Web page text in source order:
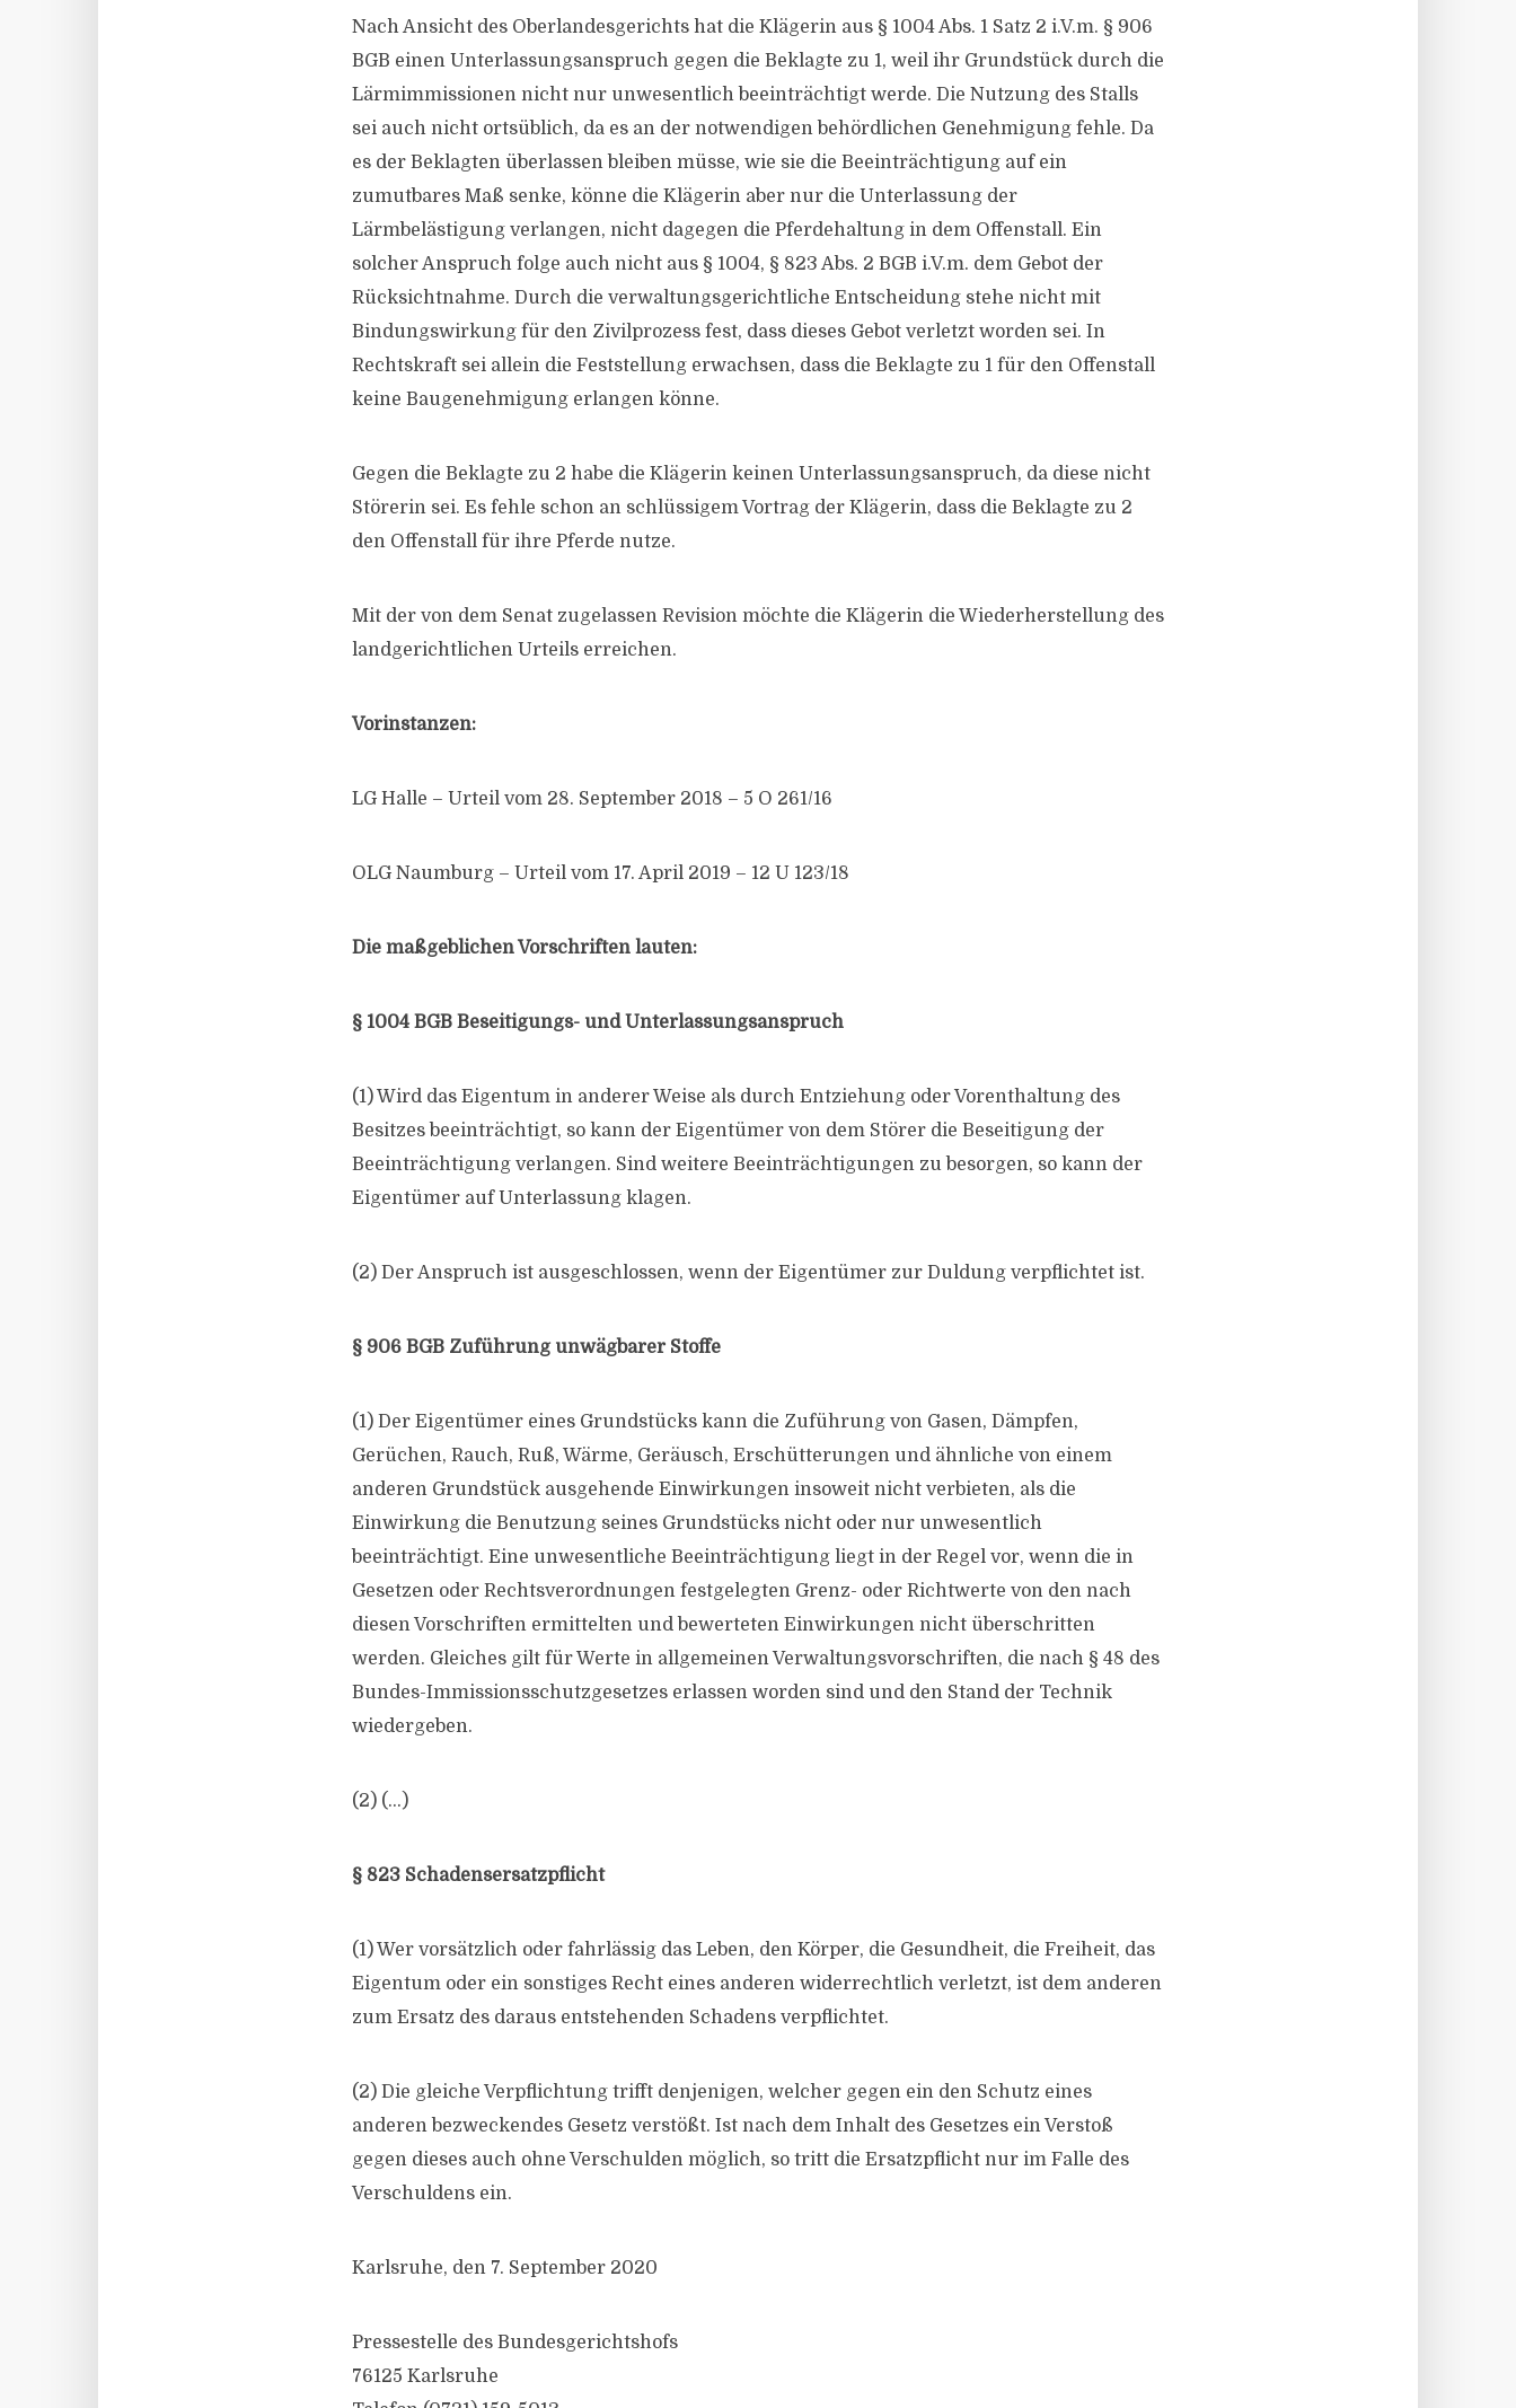
Nach Ansicht des Oberlandesgerichts hat die Klägerin aus § 1004 Abs. 1 Satz 2 i.V.m. § 906
BGB einen Unterlassungsanspruch gegen die Beklagte zu 1, weil ihr Grundstück durch die
Lärmimmissionen nicht nur unwesentlich beeinträchtigt werde. Die Nutzung des Stalls
sei auch nicht ortsüblich, da es an der notwendigen behördlichen Genehmigung fehle. Da
es der Beklagten überlassen bleiben müsse, wie sie die Beeinträchtigung auf ein
zumutbares Maß senke, könne die Klägerin aber nur die Unterlassung der
Lärmbelästigung verlangen, nicht dagegen die Pferdehaltung in dem Offenstall. Ein
solcher Anspruch folge auch nicht aus § 1004, § 823 Abs. 2 BGB i.V.m. dem Gebot der
Rücksichtnahme. Durch die verwaltungsgerichtliche Entscheidung stehe nicht mit
Bindungswirkung für den Zivilprozess fest, dass dieses Gebot verletzt worden sei. In
Rechtskraft sei allein die Feststellung erwachsen, dass die Beklagte zu 1 für den Offenstall
keine Baugenehmigung erlangen könne.
Gegen die Beklagte zu 2 habe die Klägerin keinen Unterlassungsanspruch, da diese nicht
Störerin sei. Es fehle schon an schlüssigem Vortrag der Klägerin, dass die Beklagte zu 2
den Offenstall für ihre Pferde nutze.
Mit der von dem Senat zugelassen Revision möchte die Klägerin die Wiederherstellung des
landgerichtlichen Urteils erreichen.
Vorinstanzen:
LG Halle – Urteil vom 28. September 2018 – 5 O 261/16
OLG Naumburg – Urteil vom 17. April 2019 – 12 U 123/18
Die maßgeblichen Vorschriften lauten:
§ 1004 BGB Beseitigungs- und Unterlassungsanspruch
(1) Wird das Eigentum in anderer Weise als durch Entziehung oder Vorenthaltung des
Besitzes beeinträchtigt, so kann der Eigentümer von dem Störer die Beseitigung der
Beeinträchtigung verlangen. Sind weitere Beeinträchtigungen zu besorgen, so kann der
Eigentümer auf Unterlassung klagen.
(2) Der Anspruch ist ausgeschlossen, wenn der Eigentümer zur Duldung verpflichtet ist.
§ 906 BGB Zuführung unwägbarer Stoffe
(1) Der Eigentümer eines Grundstücks kann die Zuführung von Gasen, Dämpfen,
Gerüchen, Rauch, Ruß, Wärme, Geräusch, Erschütterungen und ähnliche von einem
anderen Grundstück ausgehende Einwirkungen insoweit nicht verbieten, als die
Einwirkung die Benutzung seines Grundstücks nicht oder nur unwesentlich
beeinträchtigt. Eine unwesentliche Beeinträchtigung liegt in der Regel vor, wenn die in
Gesetzen oder Rechtsverordnungen festgelegten Grenz- oder Richtwerte von den nach
diesen Vorschriften ermittelten und bewerteten Einwirkungen nicht überschritten
werden. Gleiches gilt für Werte in allgemeinen Verwaltungsvorschriften, die nach § 48 des
Bundes-Immissionsschutzgesetzes erlassen worden sind und den Stand der Technik
wiedergeben.
(2) (…)
§ 823 Schadensersatzpflicht
(1) Wer vorsätzlich oder fahrlässig das Leben, den Körper, die Gesundheit, die Freiheit, das
Eigentum oder ein sonstiges Recht eines anderen widerrechtlich verletzt, ist dem anderen
zum Ersatz des daraus entstehenden Schadens verpflichtet.
(2) Die gleiche Verpflichtung trifft denjenigen, welcher gegen ein den Schutz eines
anderen bezweckendes Gesetz verstößt. Ist nach dem Inhalt des Gesetzes ein Verstoß
gegen dieses auch ohne Verschulden möglich, so tritt die Ersatzpflicht nur im Falle des
Verschuldens ein.
Karlsruhe, den 7. September 2020
Pressestelle des Bundesgerichtshofs
76125 Karlsruhe